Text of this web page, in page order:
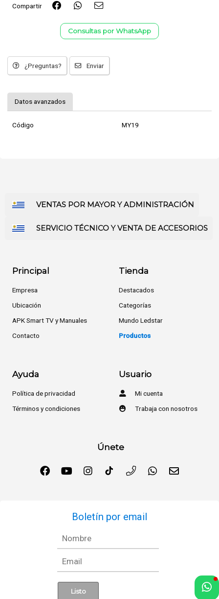
Compartir
Consultas por WhatsApp
¿Preguntas? Enviar
Datos avanzados
Código MY19
VENTAS POR MAYOR Y ADMINISTRACIÓN
SERVICIO TÉCNICO Y VENTA DE ACCESORIOS
Principal
Empresa
Ubicación
APK Smart TV y Manuales
Contacto
Tienda
Destacados
Categorías
Mundo Ledstar
Productos
Ayuda
Política de privacidad
Términos y condiciones
Usuario
Mi cuenta
Trabaja con nosotros
Únete
Boletín por email